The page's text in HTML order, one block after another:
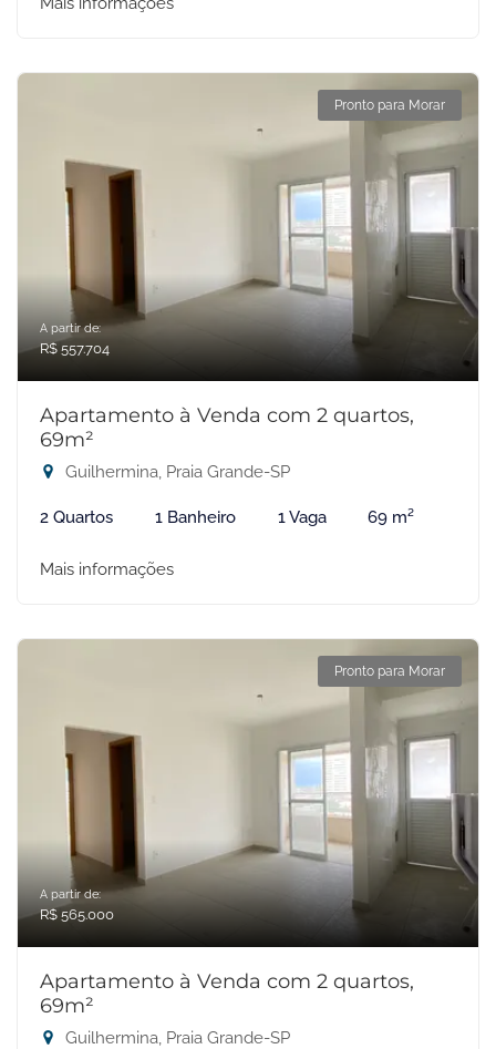
Pronto para Morar
A partir de:
R$ 557.704
Apartamento à Venda com 2 quartos,
69m²
Guilhermina, Praia Grande-SP
2 Quartos 1 Banheiro 1 Vaga 69 m²
Mais informações
Pronto para Morar
A partir de:
R$ 565.000
Apartamento à Venda com 2 quartos,
69m²
Guilhermina, Praia Grande-SP